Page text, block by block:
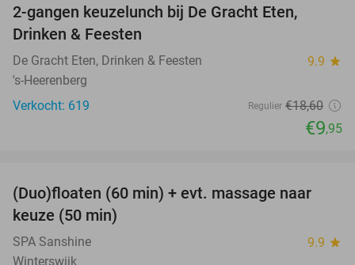
2-gangen keuzelunch bij De Gracht Eten,
Drinken & Feesten
De Gracht Eten, Drinken & Feesten 9.9 star
's-Heerenberg
Verkocht: 619
Regulier €18,60
€9,95
31%
(Duo)floaten (60 min) + evt. massage naar
keuze (50 min)
SPA Sanshine 9.9 star
Winterswijk